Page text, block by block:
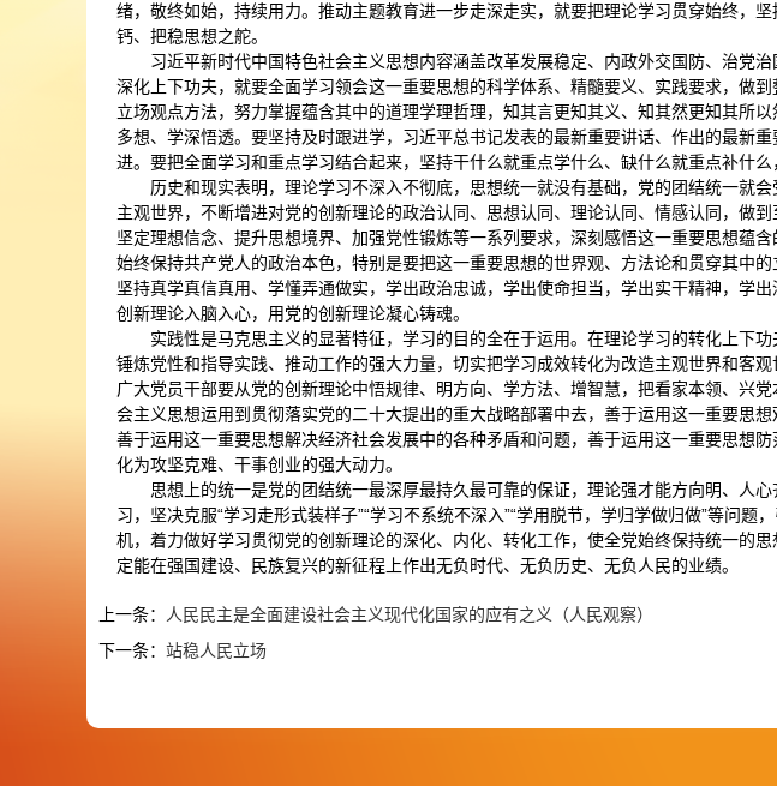
绪，敬终如始，持续用力。推动主题教育进一步走深走实，就要把理论学习贯穿始终，
钙、把稳思想之舵。
习近平新时代中国特色社会主义思想内容涵盖改革发展稳定、内政外交国防、治党
深化上下功夫，就要全面学习领会这一重要思想的科学体系、精髓要义、实践要求，做
立场观点方法，努力掌握蕴含其中的道理学理哲理，知其言更知其义、知其然更知其所
多想、学深悟透。要坚持及时跟进学，习近平总书记发表的最新重要讲话、作出的最新
进。要把全面学习和重点学习结合起来，坚持干什么就重点学什么、缺什么就重点补什么
历史和现实表明，理论学习不深入不彻底，思想统一就没有基础，党的团结统一就
主观世界，不断增进对党的创新理论的政治认同、思想认同、理论认同、情感认同，做
坚定理想信念、提升思想境界、加强党性锻炼等一系列要求，深刻感悟这一重要思想蕴
始终保持共产党人的政治本色，特别是要把这一重要思想的世界观、方法论和贯穿其中
坚持真学真信真用、学懂弄通做实，学出政治忠诚，学出使命担当，学出实干精神，学
创新理论入脑入心，用党的创新理论凝心铸魂。
实践性是马克思主义的显著特征，学习的目的全在于运用。在理论学习的转化上下
锤炼党性和指导实践、推动工作的强大力量，切实把学习成效转化为改造主观世界和客
广大党员干部要从党的创新理论中悟规律、明方向、学方法、增智慧，把看家本领、兴
会主义思想运用到贯彻落实党的二十大提出的重大战略部署中去，善于运用这一重要思
善于运用这一重要思想解决经济社会发展中的各种矛盾和问题，善于运用这一重要思想
化为攻坚克难、干事创业的强大动力。
思想上的统一是党的团结统一最深厚最持久最可靠的保证，理论强才能方向明、人
习，坚决克服“学习走形式装样子”“学习不系统不深入”“学用脱节，学归学做归做”等问
机，着力做好学习贯彻党的创新理论的深化、内化、转化工作，使全党始终保持统一的
定能在强国建设、民族复兴的新征程上作出无负时代、无负历史、无负人民的业绩。
上一条：
人民民主是全面建设社会主义现代化国家的应有之义（人民观察）
下一条： 站稳人民立场